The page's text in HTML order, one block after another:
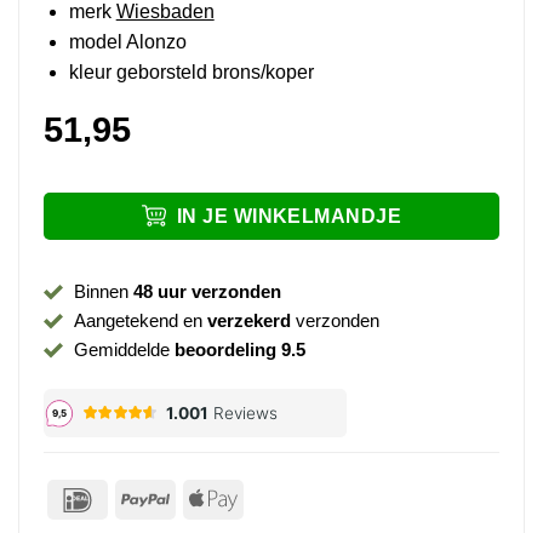
merk Wiesbaden
model Alonzo
kleur geborsteld brons/koper
51,95
IN JE WINKELMANDJE
Binnen 48 uur verzonden
Aangetekend en verzekerdverzonden
Gemiddelde beoordeling 9.5
IDeal PayPal Apple